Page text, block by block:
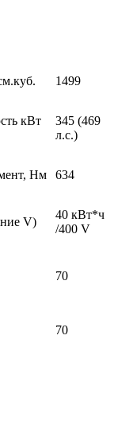
1499
кВт
345 (469
л.с.)
Нм 634
V)
40 кВт*ч
/400 V
70
70